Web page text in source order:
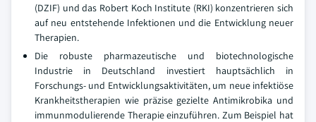
(DZIF) und das Robert Koch Institute (RKI) konzentrieren sich
auf neu entstehende Infektionen und die Entwicklung neuer
Therapien.
Die robuste pharmazeutische und biotechnologische
Industrie in Deutschland investiert hauptsächlich in
Forschungs- und Entwicklungsaktivitäten, um neue infektiöse
Krankheitstherapien wie präzise gezielte Antimikrobika und
immunmodulierende Therapie einzuführen. Zum Beispiel hat